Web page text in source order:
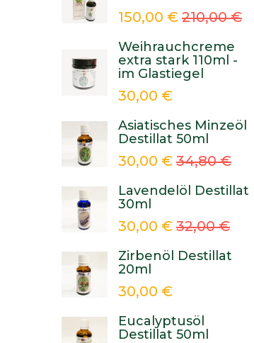
150,00 € 210,00 €
Weihrauchcreme
extra stark 110ml -
im Glastiegel
30,00 €
Asiatisches Minzeöl
Destillat 50ml
30,00 € 34,80 €
Lavendelöl Destillat
30ml
30,00 € 32,00 €
Zirbenöl Destillat
20ml
30,00 €
Eucalyptusöl
Destillat 50ml